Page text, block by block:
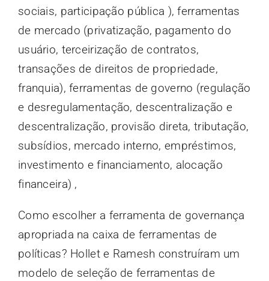
sociais, participação pública ), ferramentas
de mercado (privatização, pagamento do
usuário, terceirização de contratos,
transações de direitos de propriedade,
franquia), ferramentas de governo (regulação
e desregulamentação, descentralização e
descentralização, provisão direta, tributação,
subsídios, mercado interno, empréstimos,
investimento e financiamento, alocação
financeira) ,
Como escolher a ferramenta de governança
apropriada na caixa de ferramentas de
políticas? Hollet e Ramesh construíram um
modelo de seleção de ferramentas de